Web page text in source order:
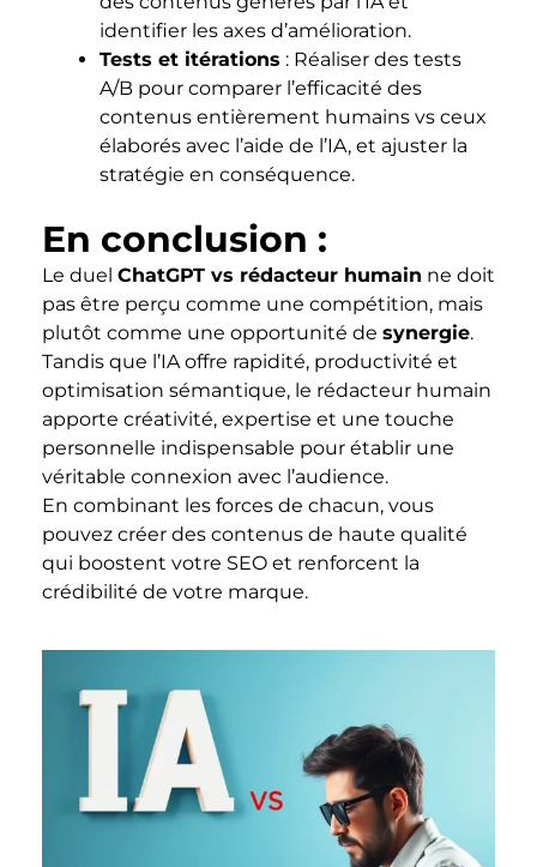
identifier les axes d’amélioration.
Tests et itérations : Réaliser des tests
A/B pour comparer l’efficacité des
contenus entièrement humains vs ceux
élaborés avec l’aide de l’IA, et ajuster la
stratégie en conséquence.
En conclusion :
Le duel ChatGPT vs rédacteur humain ne doit
pas être perçu comme une compétition, mais
plutôt comme une opportunité de synergie.
Tandis que l’IA offre rapidité, productivité et
optimisation sémantique, le rédacteur humain
apporte créativité, expertise et une touche
personnelle indispensable pour établir une
véritable connexion avec l’audience.
En combinant les forces de chacun, vous
pouvez créer des contenus de haute qualité
qui boostent votre SEO et renforcent la
crédibilité de votre marque.